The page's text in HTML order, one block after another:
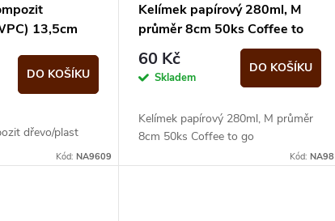
13,5cm
DO KOŠÍKU
dřevo/plast
Kód:NA9609
Kelímek papírový 280ml, M
průměr 8cm 50ks Coffee to
go
60 Kč
Skladem
DO KOŠÍKU
Kelímek papírový 280ml, M průměr
8cm 50ks Coffee to go
Kód: NA98